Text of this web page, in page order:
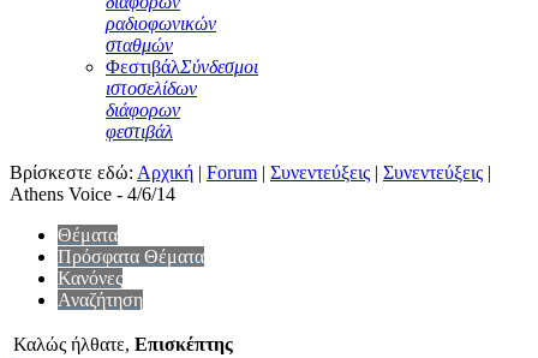
ραδιοφωνικών
σταθμών
ΦεστιβάλΣύνδεσμοι
ιστοσελίδων
διάφορων
φεστιβάλ
Βρίσκεστε εδώ: Αρχική | Forum | Συνεντεύξεις | Συνεντεύξεις |
Athens Voice - 4/6/14
Θέματα
Πρόσφατα Θέματα
Κανόνες
Αναζήτηση
Καλώς ήλθατε, Επισκέπτης